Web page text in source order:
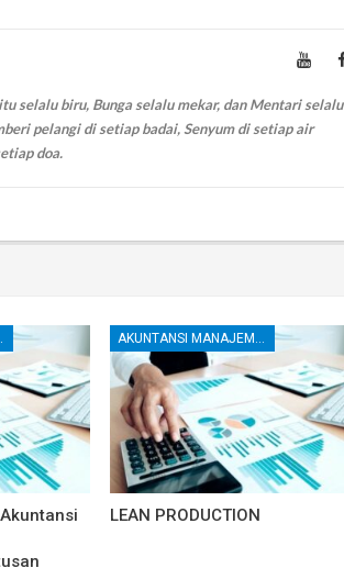
selalu biru, Bunga selalu mekar, dan Mentari selalu
pelangi di setiap badai, Senyum di setiap air
doa.
BIAYA AKUNTANSI MANAJEMEN DAN BIAYA
LEAN PRODUCTION